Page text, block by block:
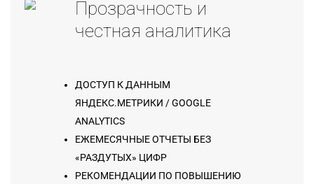
Прозрачность и
честная аналитика
ДОСТУП К ДАННЫМ
ЯНДЕКС.МЕТРИКИ / GOOGLE
ANALYTICS
ЕЖЕМЕСЯЧНЫЕ ОТЧЕТЫ БЕЗ
«РАЗДУТЫХ» ЦИФР
РЕКОМЕНДАЦИИ ПО ПОВЫШЕНИЮ